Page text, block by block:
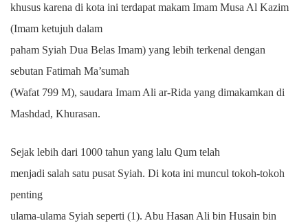
khusus karena di kota ini terdapat makam Imam Musa Al Kazim
(Imam ketujuh dalam
paham Syiah Dua Belas Imam) yang lebih terkenal dengan
sebutan Fatimah Ma’sumah
(Wafat 799 M), saudara Imam Ali ar-Rida yang dimakamkan di
Mashdad, Khurasan.
Sejak lebih dari 1000 tahun yang lalu Qum telah
menjadi salah satu pusat Syiah. Di kota ini muncul tokoh-tokoh
penting
ulama-ulama Syiah seperti (1). Abu Hasan Ali bin Husain bin